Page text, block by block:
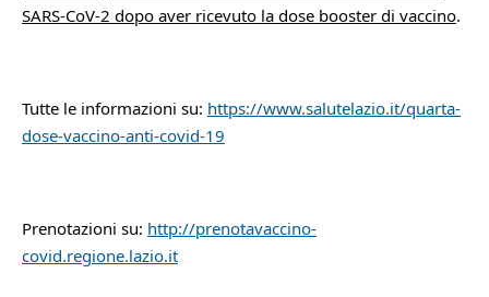
SARS-CoV-2 dopo aver ricevuto la dose booster di vaccino.
Tutte le informazioni su: https://www.salutelazio.it/quarta-
dose-vaccino-anti-covid-19
Prenotazioni su: http://prenotavaccino-
covid.regione.lazio.it